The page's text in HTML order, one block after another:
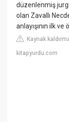
düzenlenmiş
olan Zavallı
anlayışının ilk
Kaynak
kitapyurdu.com